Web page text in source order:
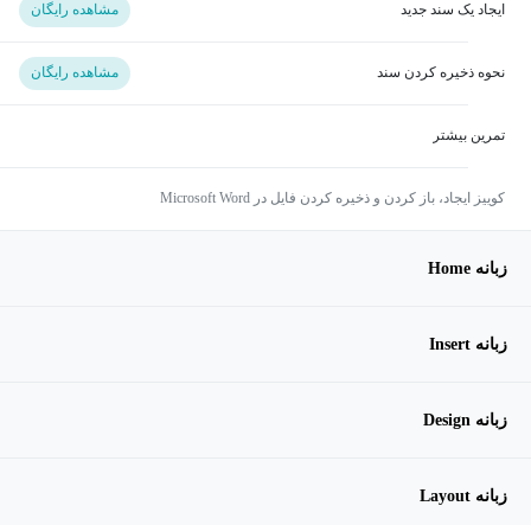
ایجاد یک سند جدید مشاهده رایگان
نحوه ذخیره کردن سند مشاهده رایگان
تمرین بیشتر
کوییز ایجاد، باز کردن و ذخیره کردن فایل در Microsoft Word
زبانه Home
زبانه Insert
زبانه Design
زبانه Layout